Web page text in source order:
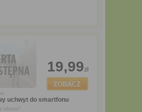
uchwyt do smartfonu
oferta?
19,99zł